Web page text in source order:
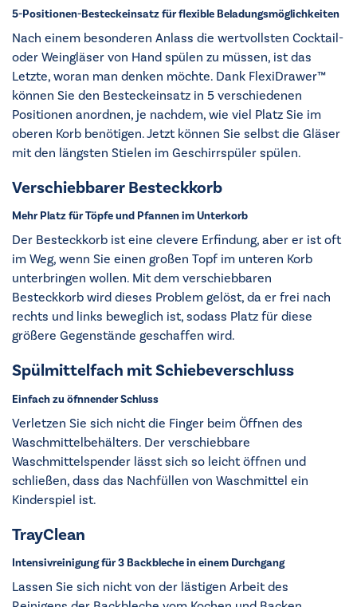
5-Positionen-Besteckeinsatz für flexible Beladungsmöglichkeiten
Nach einem besonderen Anlass die wertvollsten Cocktail-
oder Weingläser von Hand spülen zu müssen, ist das
Letzte, woran man denken möchte. Dank FlexiDrawer™
können Sie den Besteckeinsatz in 5 verschiedenen
Positionen anordnen, je nachdem, wie viel Platz Sie im
oberen Korb benötigen. Jetzt können Sie selbst die Gläser
mit den längsten Stielen im Geschirrspüler spülen.
Verschiebbarer Besteckkorb
Mehr Platz für Töpfe und Pfannen im Unterkorb
Der Besteckkorb ist eine clevere Erfindung, aber er ist oft
im Weg, wenn Sie einen großen Topf im unteren Korb
unterbringen wollen. Mit dem verschiebbaren
Besteckkorb wird dieses Problem gelöst, da er frei nach
rechts und links beweglich ist, sodass Platz für diese
größere Gegenstände geschaffen wird.
Spülmittelfach mit Schiebeverschluss
Einfach zu öfnnender Schluss
Verletzen Sie sich nicht die Finger beim Öffnen des
Waschmittelbehälters. Der verschiebbare
Waschmittelspender lässt sich so leicht öffnen und
schließen, dass das Nachfüllen von Waschmittel ein
Kinderspiel ist.
TrayClean
Intensivreinigung für 3 Backbleche in einem Durchgang
Lassen Sie sich nicht von der lästigen Arbeit des